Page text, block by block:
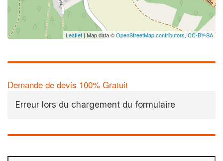
Leaflet | Map data ©OpenStreetMap contributors,CC-BY-SA
Demande de devis 100% Gratuit
Erreur lors du chargement du formulaire